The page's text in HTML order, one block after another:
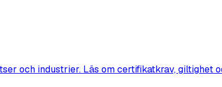
och industrier. Läs om certifikatkrav, giltighet